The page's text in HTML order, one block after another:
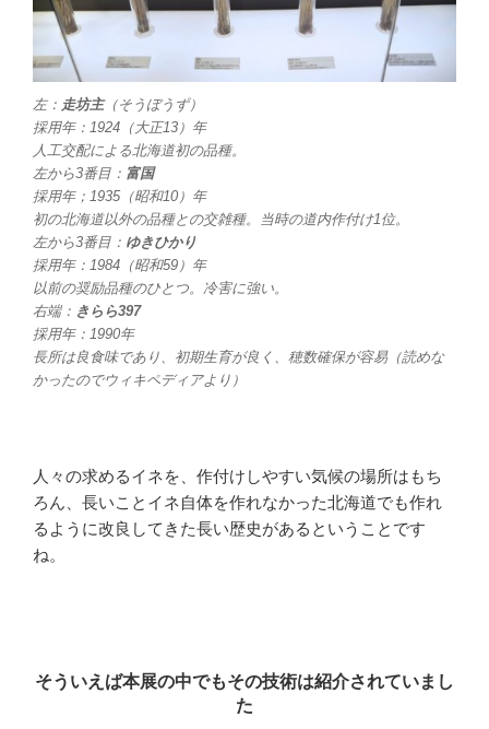
左： 走坊主（そうぼうず）
採用年：1924（大正13）年
人工交配による北海道初の品種。
左から3番目： 富国
採用年；1935（昭和10）年
初の北海道以外の品種との交雑種。当時の道内作付け1位。
左から3番目： ゆきひかり
採用年：1984（昭和59）年
以前の奨励品種のひとつ。冷害に強い。
右端： きらら397
採用年：1990年
長所は良食味であり、初期生育が良く、穂数確保が容易（読めな
かったのでウィキペディアより）
人々の求めるイネを、作付けしやすい気候の場所はもち
ろん、長いことイネ自体を作れなかった北海道でも作れ
るように改良してきた長い歴史があるということです
ね。
そういえば本展の中でもその技術は紹介されていまし
た